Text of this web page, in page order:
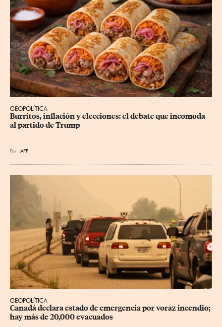
GEOPOLÍTICA
Burritos, inflación y elecciones: el debate que incomoda
al partido de Trump
Por AFP
GEOPOLÍTICA
Canadá declara estado de emergencia por voraz incendio;
hay más de 20,000 evacuados